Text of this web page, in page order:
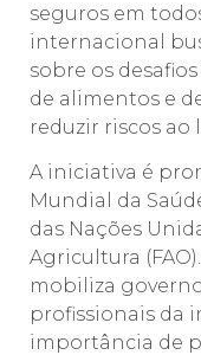
seguros em
internacional
sobre os
de alimentos e
reduzir riscos ao
A iniciativa é
Mundial da
das Nações
Agricultura
mobiliza
profissionais da
importância de